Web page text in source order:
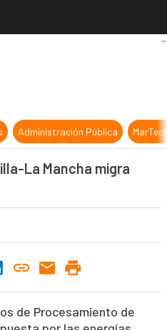
de Castilla-La
Administración Pública
La Mancha migra
de Procesamiento de